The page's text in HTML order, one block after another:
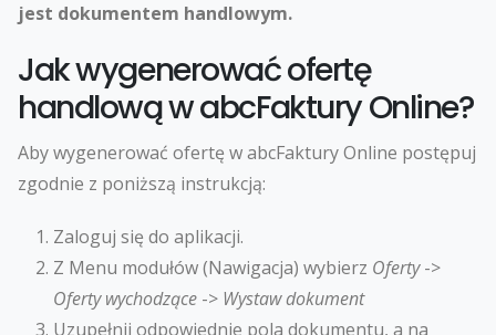
jest dokumentem handlowym.
Jak wygenerować ofertę
handlową w abcFaktury Online?
Aby wygenerować ofertę w abcFaktury Online postępuj
zgodnie z poniższą instrukcją:
Zaloguj się do aplikacji.
Z Menu modułów (Nawigacja) wybierz Oferty->
Oferty wychodzące -> Wystaw dokument
Uzupełnij odpowiednie pola dokumentu, a na